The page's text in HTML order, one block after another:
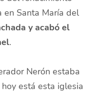
en Santa María del
y acabó el
.
Nerón estaba
está esta iglesia